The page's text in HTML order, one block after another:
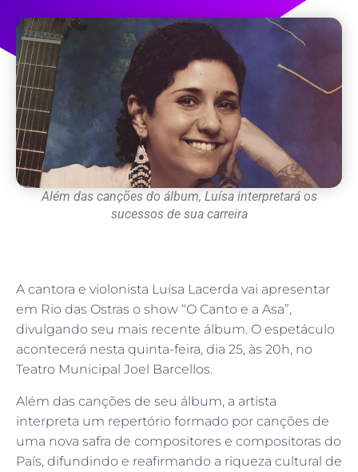
Além das canções do álbum, Luísa interpretará os
sucessos de sua carreira
A cantora e violonista Luísa Lacerda vai apresentar
em Rio das Ostras o show “O Canto e a Asa”,
divulgando seu mais recente álbum. O espetáculo
acontecerá nesta quinta-feira, dia 25, às 20h, no
Teatro Municipal Joel Barcellos.
Além das canções de seu álbum, a artista
interpreta um repertório formado por canções de
uma nova safra de compositores e compositoras do
País, difundindo e reafirmando a riqueza cultural de